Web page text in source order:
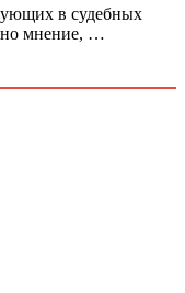
в судебных
мнение, …